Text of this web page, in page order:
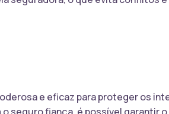
e eficaz para proteger os